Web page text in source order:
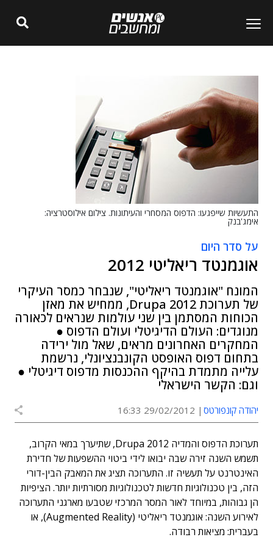
התעשיות שייפגעו: הדפוס המסחרי והעיתונות. צילום אילוסטרציה:
אימג'בנק
על סדר היום
אוגמנטד ריאליטי 2012
המונח "אוגמנטד ריאליטי", שנבחר כמסר העיקרי
של תערוכת Drupa 2012, ממחיש את מאזן
הכוחות המסתמן בין שני עולמות שנראים לכאורה
מנוגדים: העולם הדיגיטלי ועולם הדפוס ●
המחקרים האחרונים מראים, שאל מול ירידה
בתחום דפוס האופסט הקונבנציונלי, נרשמת
עלייה מתמדת בהיקף ההכנסות מדפוס דיגיטלי ●
וגם: הקשר הישראלי
יהודה קונפורטס 29/02/2012 16:33
תערוכת הדפוס והמדיה Drupa 2012, שתיערך במאי הקרוב,
תשמש השנה זירה שבה יבואו לידי ביטוי ההשפעות של חדירת
האינטרנט על תעשיה זו. התערוכה תציג את המאבק הבין-דורי
הזה, בין טכנולוגיות חדשות לטכנולוגיות מסורתיות יותר. הציפיות
הן גבוהות, במיוחד לאור המסר המרכזי שטבעו מארגני התערוכה
לאירוע השנה: אוגמנטד ריאליטי (Augmented Reality), או
בעברית: מציאות רבודה.